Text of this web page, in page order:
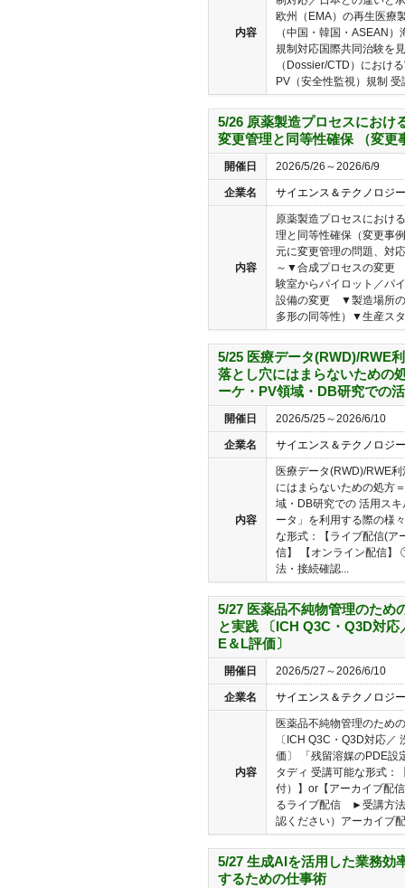
内容
欧州（EMA）の再生医療
（中国・韓国・ASEAN
規制対応国際共同治験を
（Dossier/CTD）におけ
PV（安全性監視）規制 受
5/26 原薬製造プロセスにおけ
変更管理と同等性確保 （変更
開催日 2026/5/26～2026/6/9
企業名 サイエンス＆テクノロジ
内容
原薬製造プロセスにおけ
理と同等性確保（変更事
元に変更管理の問題、対
～▼合成プロセスの変更
験室からパイロット／パ
設備の変更 ▼製造場所の
多形の同等性）▼生産ス
5/25 医療データ(RWD)/RWE
落とし穴にはまらないための
ーケ・PV領域・DB研究での
開催日 2026/5/25～2026/6/10
企業名 サイエンス＆テクノロジ
内容
医療データ(RWD)/RWE
にはまらないための処方
域・DB研究での 活用ス
ータ」を利用する際の様
な形式：【ライブ配信(ア
信】 【オンライン配信
法・接続確認...
5/27 医薬品不純物管理のため
と実践 〔ICH Q3C・Q3D対
E＆L評価〕
開催日 2026/5/27～2026/6/10
企業名 サイエンス＆テクノロジ
内容
医薬品不純物管理のため
〔ICH Q3C・Q3D対応／
価〕 「残留溶媒のPDE設
タディ 受講可能な形式：
付）】or【アーカイブ配
るライブ配信 ►受講方法
認ください）アーカイブ
5/27 生成AIを活用した業務効
するための仕事術